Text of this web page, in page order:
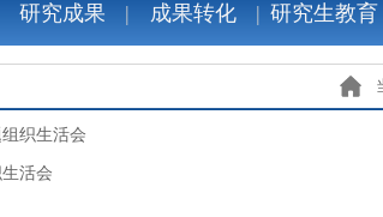
研究成果 成果转化 研究生教育
织生活会
活会